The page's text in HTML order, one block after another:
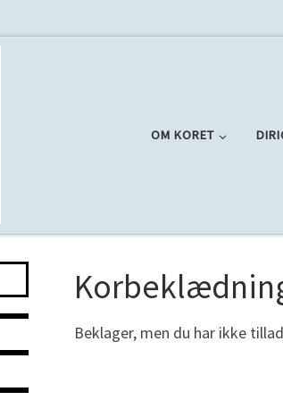
OM KORET
Beklager, men du har ikke